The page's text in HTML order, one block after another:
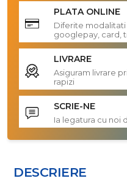
PLATA ONLINE
Diferite
googlepay, card,
LIVRARE
Asiguram livrare
rapizi
SCRIE-NE
Ia legatura cu noi
DESCRIERE